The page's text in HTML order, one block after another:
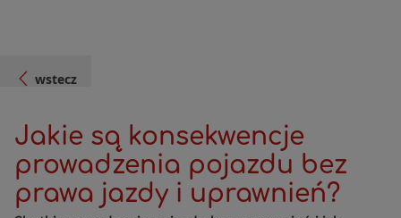
wstecz
Jakie są konsekwencje
prowadzenia pojazdu bez
prawa jazdy i uprawnień?